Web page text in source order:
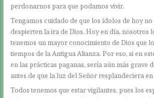
perdonarnos para que podamos vivir.
Tengamos cuidado de que los ídolos de hoy
despierten la ira de Dios. Hoy en día, nosotros
tenemos un mayor conocimiento de Dios que
tiempos de la Antigua Alianza. Por eso, si en
en las prácticas paganas, sería aún más grave
antes de que la luz del Señor resplandeciera
Todos tenemos que estar vigilantes, pues los